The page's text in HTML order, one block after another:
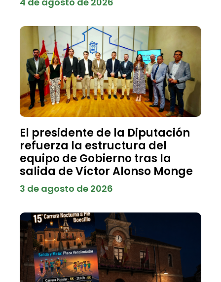
El presidente de la Diputación
refuerza la estructura del
equipo de Gobierno tras la
salida de Víctor Alonso Monge
3 de agosto de 2026